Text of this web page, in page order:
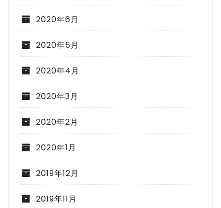
2020年6月
2020年5月
2020年4月
2020年3月
2020年2月
2020年1月
2019年12月
2019年11月